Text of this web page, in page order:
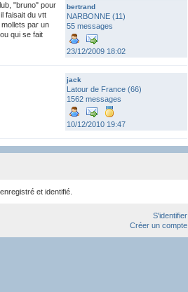
bertrand
NARBONNE (11)
55 messages
23/12/2009 18:02
"bruno" pour
faisait du vtt
par un
qui se fait
jack
Latour de France (66)
1562 messages
10/12/2010 19:47
et identifié.
S'identifier
Créer un compte